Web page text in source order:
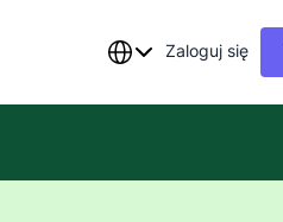
Zaloguj się